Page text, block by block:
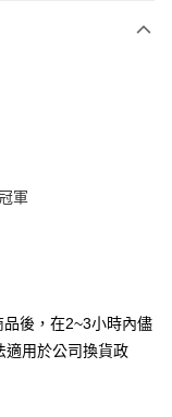
軍
後，在2~3小時內儘
適用於公司換貨政